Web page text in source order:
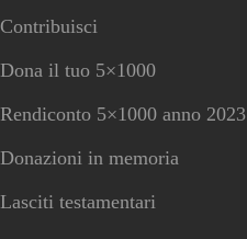
Contribuisci
Dona il tuo 5×1000
Rendiconto 5×1000 anno 2023
Donazioni in memoria
Lasciti testamentari